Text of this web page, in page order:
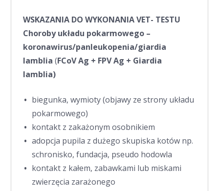
WSKAZANIA DO WYKONANIAVET- TESTU
Choroby układu pokarmowego –
koronawirus/panleukopenia/giardia
lamblia(FCoV Ag + FPV Ag + Giardia
lamblia)
biegunka, wymioty (objawy ze strony układu
pokarmowego)
kontakt z zakażonym osobnikiem
adopcja pupila z dużego skupiska kotów np.
schronisko, fundacja, pseudo hodowla
kontakt z kałem, zabawkami lub miskami
zwierzęcia zarażonego